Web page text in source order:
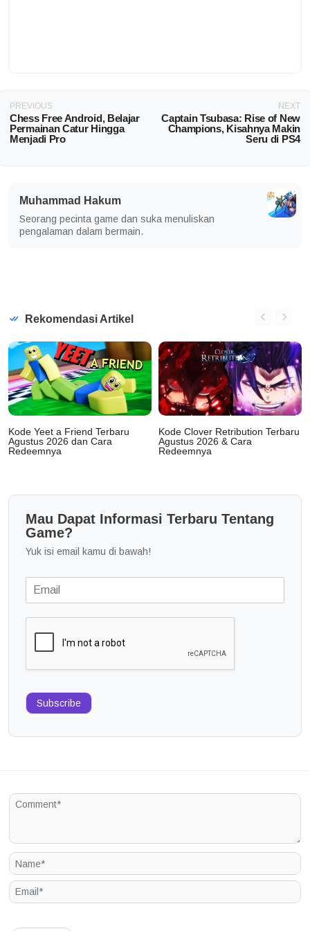
PREVIOUS
Chess Free Android, Belajar
Permainan Catur Hingga
Menjadi Pro
NEXT
Captain Tsubasa: Rise of New
Champions, Kisahnya Makin
Seru di PS4
Muhammad Hakum
Seorang pecinta game dan suka menuliskan
pengalaman dalam bermain.
Rekomendasi Artikel
Kode Yeet a Friend Terbaru
Agustus 2026 dan Cara
Redeemnya
Kode Clover Retribution Terbaru
Agustus 2026 & Cara
Redeemnya
Mau Dapat Informasi Terbaru Tentang
Game?
Yuk isi email kamu di bawah!
Subscribe